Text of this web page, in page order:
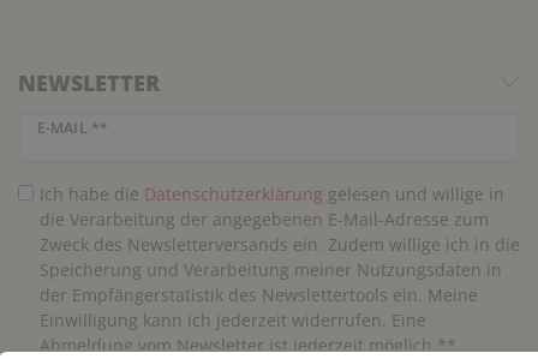
NEWSLETTER
E-MAIL **
Newsletter Honig
Ich habe die Daten­schutz­erklärung gelesen und willige in
die Verarbeitung der angegebenen E-Mail-Adresse zum
Zweck des Newsletterversands ein. Zudem willige ich in die
Speicherung und Verarbeitung meiner Nutzungsdaten in
der Empfängerstatistik des Newslettertools ein. Meine
Einwilligung kann ich jederzeit widerrufen. Eine
Abmeldung vom Newsletter ist jederzeit möglich.**